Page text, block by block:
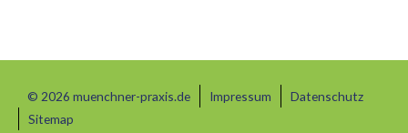
© 2026 muenchner-praxis.de Impressum
Datenschutz
Sitemap